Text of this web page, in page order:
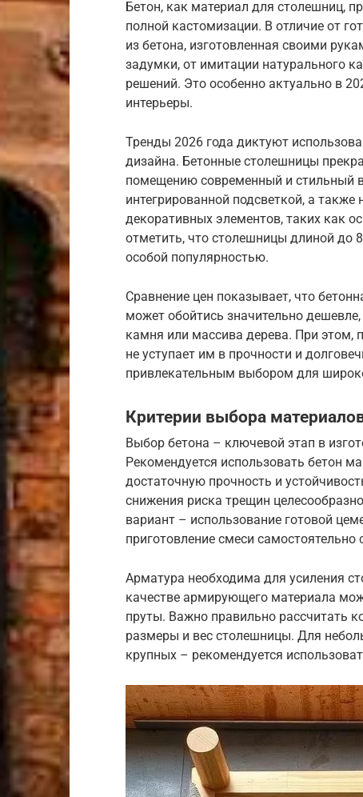
Бетон, как материал для столешниц,
полной кастомизации. В отличие от
из бетона, изготовленная своими
задумки, от имитации натурального
решений. Это особенно актуально в
интерьеры.
Тренды 2026 года диктуют
дизайна. Бетонные столешницы
помещению современный и стильный
интегрированной подсветкой, а
декоративных элементов, таких как
отметить, что столешницы длиной до
особой популярностью.
Сравнение цен показывает, что
может обойтись значительно
камня или массива дерева. При этом,
не уступает им в прочности и
привлекательным выбором для
Критерии выбора
Выбор бетона – ключевой этап в
Рекомендуется использовать бетон
достаточную прочность и
снижения риска трещин
вариант – использование готовой
приготовление смеси
Арматура необходима для усиления
качестве армирующего материала
пруты. Важно правильно рассчитать
размеры и вес столешницы. Для
крупных – рекомендуется